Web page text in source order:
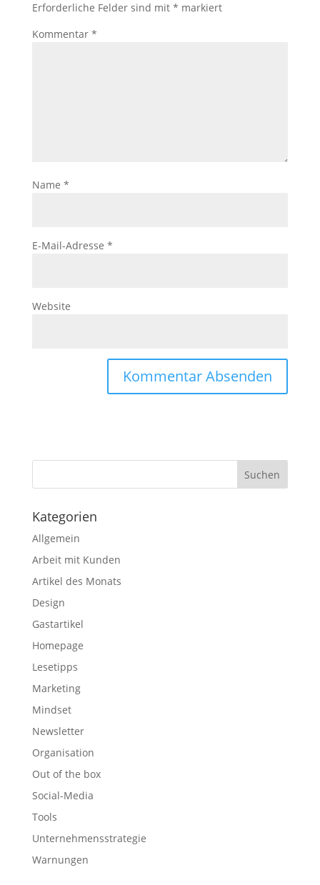
Erforderliche Felder sind mit * markiert
Kommentar *
Name *
E-Mail-Adresse *
Website
Kategorien
Allgemein
Arbeit mit Kunden
Artikel des Monats
Design
Gastartikel
Homepage
Lesetipps
Marketing
Mindset
Newsletter
Organisation
Out of the box
Social-Media
Tools
Unternehmensstrategie
Warnungen